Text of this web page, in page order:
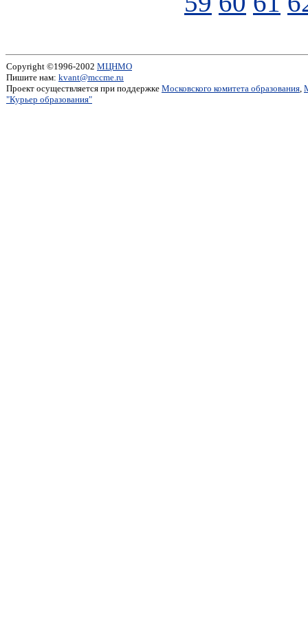
Copyright ©1996-2002 МЦНМО
Пишите нам: kvant@mccme.ru
Проект осуществляется при поддержке Московского комитета образования,
"Курьер образования"